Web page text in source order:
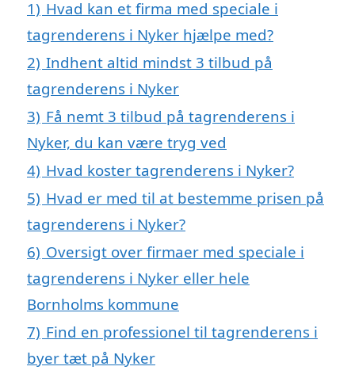
1) Hvad kan et firma med speciale i
tagrenderens i Nyker hjælpe med?
2) Indhent altid mindst 3 tilbud på
tagrenderens i Nyker
3) Få nemt 3 tilbud på tagrenderens i
Nyker, du kan være tryg ved
4) Hvad koster tagrenderens i Nyker?
5) Hvad er med til at bestemme prisen på
tagrenderens i Nyker?
6) Oversigt over firmaer med speciale i
tagrenderens i Nyker eller hele
Bornholms kommune
7) Find en professionel til tagrenderens i
byer tæt på Nyker